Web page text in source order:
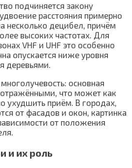
подчиняется закону
расстояния примерно
несколько децибел, причём
высоких частотах. Для
VHF и UHF это особенно
опускается ниже уровня
деревьями.
основная
что может как
ухудшить приём. В городах,
от фасадов и окон, картинка
от положения
и их роль